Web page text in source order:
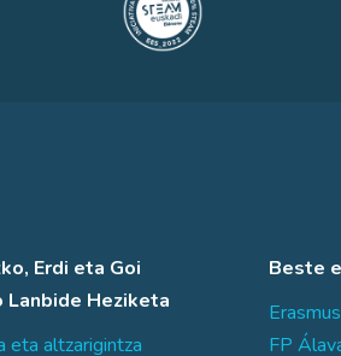
Erdi eta Goi
Lanbide Heziketa
eta altzarigintza
Beste
FP